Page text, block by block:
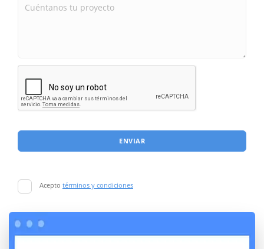
ENVIAR
Acepto términos y condiciones